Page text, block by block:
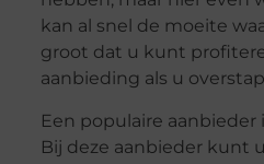
kan al snel de moeite
groot dat u kunt
aanbieding als u
Een populaire aanbieder
Bij deze aanbieder kunt